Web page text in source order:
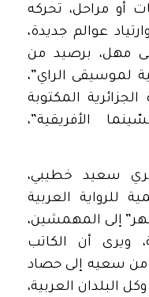
أو مراحل، تحركه
عوالم جديدة،
مهل، برصيد من
لموسيقى الراي”،
المكتوبة
الأفريقية”،
سعيد خطيبي،
للرواية العربية
إلى المهمشين،
ويرى أن الكاتب
من سعيه إلى حصاد
البلدان العربية،